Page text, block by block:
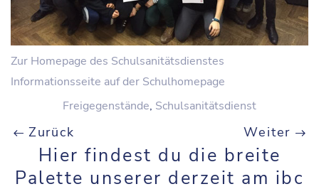
Zur Homepage des Schulsanitätsdienstes
Informationsseite auf der Schulhomepage
Freigegenstände, Schulsanitätsdienst
Zurück Weiter
Hier findest du die breite
Palette unserer derzeit am ibc